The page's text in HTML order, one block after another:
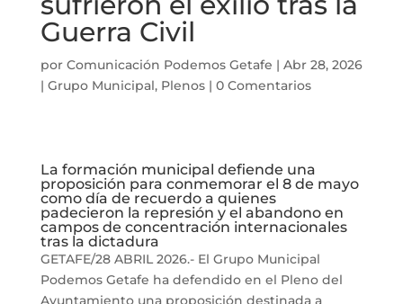
Guerra Civil
por Comunicación Podemos Getafe | Abr 28, 2026
| Grupo Municipal, Plenos| 0 Comentarios
La formación municipal defiende una
proposición para conmemorar el 8 de mayo
como día de recuerdo a quienes
padecieron la represión y el abandono en
campos de concentración internacionales
tras la dictadura
GETAFE/28 ABRIL 2026.- El Grupo Municipal
Podemos Getafe ha defendido en el Pleno del
Ayuntamiento una proposición destinada a